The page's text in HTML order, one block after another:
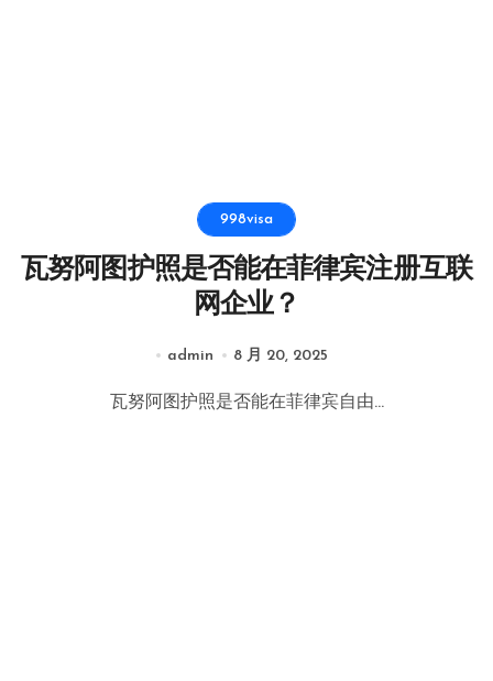
998visa
瓦努阿图护照是否能在菲律宾注册互联
网企业？
admin 8 月 20, 2025
瓦努阿图护照是否能在菲律宾自由...